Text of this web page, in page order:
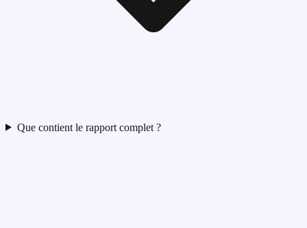
Que contient le rapport complet ?